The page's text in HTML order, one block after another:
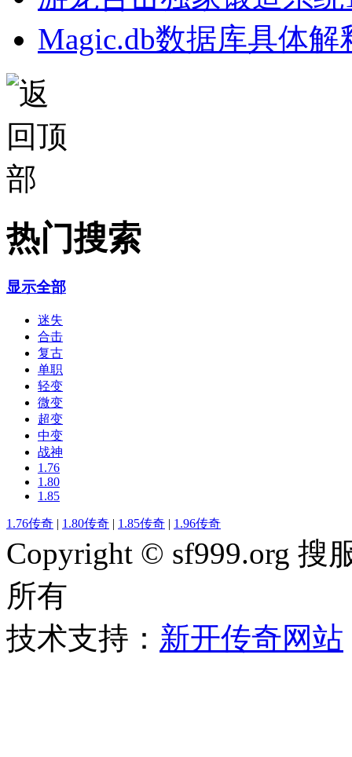
Magic.db数据库具体
热门搜索
显示全部
迷失
合击
复古
单职
轻变
微变
超变
中变
战神
1.76
1.80
1.85
1.76传奇 | 1.80传奇 | 1.85传奇 | 1.96传奇
Copyright © sf999.org 搜
所有
技术支持： 新开传奇网站